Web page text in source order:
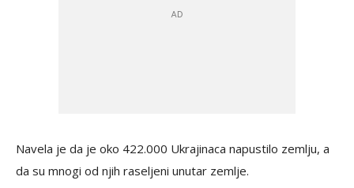
Navela je da je oko 422.000 Ukrajinaca napustilo zemlju, a
da su mnogi od njih raseljeni unutar zemlje.